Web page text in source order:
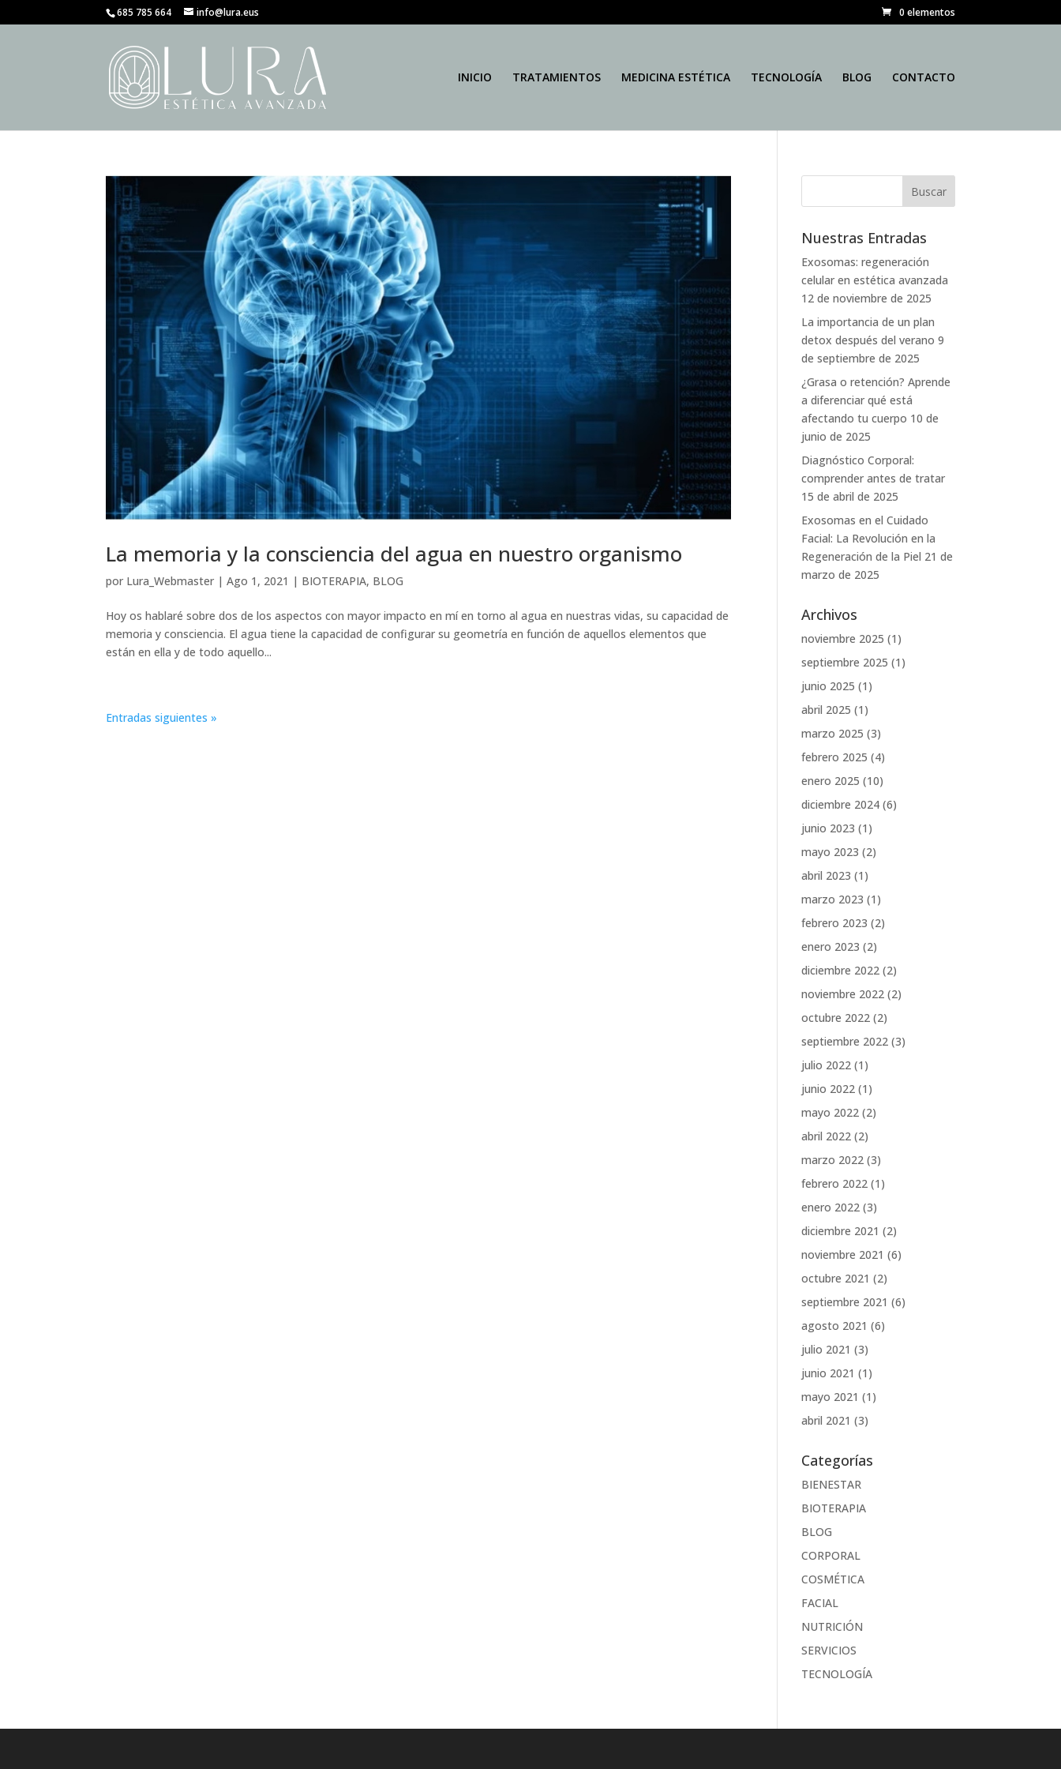
685 785 664 info@lura.eus 0 elementos
INICIO TRATAMIENTOS MEDICINA ESTÉTICA TECNOLOGÍA BLOG CONTACTO
La memoria y la consciencia del agua en nuestro organismo
por Lura_Webmaster |Ago 1, 2021 | BIOTERAPIA, BLOG
Hoy os hablaré sobre dos de los aspectos con mayor impacto en mí en torno al agua en nuestras vidas, su capacidad de
memoria y consciencia. El agua tiene la capacidad de configurar su geometría en función de aquellos elementos que
están en ella y de todo aquello...
Entradas siguientes »
Nuestras Entradas
Exosomas: regeneración
celular en estética avanzada
12 de noviembre de 2025
La importancia de un plan
detox después del verano 9
de septiembre de 2025
¿Grasa o retención? Aprende
a diferenciar qué está
afectando tu cuerpo 10 de
junio de 2025
Diagnóstico Corporal:
comprender antes de tratar
15 de abril de 2025
Exosomas en el Cuidado
Facial: La Revolución en la
Regeneración de la Piel 21 de
marzo de 2025
Archivos
noviembre 2025 (1)
septiembre 2025 (1)
junio 2025 (1)
abril 2025 (1)
marzo 2025 (3)
febrero 2025 (4)
enero 2025 (10)
diciembre 2024 (6)
junio 2023 (1)
mayo 2023 (2)
abril 2023 (1)
marzo 2023 (1)
febrero 2023 (2)
enero 2023 (2)
diciembre 2022 (2)
noviembre 2022 (2)
octubre 2022 (2)
septiembre 2022 (3)
julio 2022 (1)
junio 2022 (1)
mayo 2022 (2)
abril 2022 (2)
marzo 2022 (3)
febrero 2022 (1)
enero 2022 (3)
diciembre 2021 (2)
noviembre 2021 (6)
octubre 2021 (2)
septiembre 2021 (6)
agosto 2021 (6)
julio 2021 (3)
junio 2021 (1)
mayo 2021 (1)
abril 2021 (3)
Categorías
BIENESTAR
BIOTERAPIA
BLOG
CORPORAL
COSMÉTICA
FACIAL
NUTRICIÓN
SERVICIOS
TECNOLOGÍA